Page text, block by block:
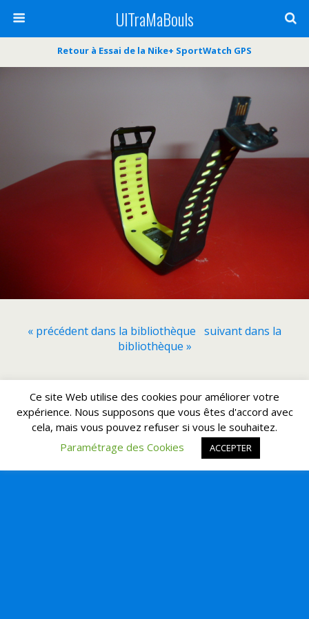
UlTraMaBouls
Retour à Essai de la Nike+ SportWatch GPS
« précédent dans la bibliothèque suivant dans la
bibliothèque »
Retour au début
Mobile Bureau
Ce site Web utilise des cookies pour améliorer votre
expérience. Nous supposons que vous êtes d'accord avec
cela, mais vous pouvez refuser si vous le souhaitez.
Paramétrage des Cookies
ACCEPTER